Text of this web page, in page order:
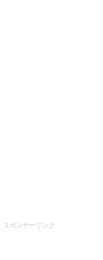
スポンサーリンク